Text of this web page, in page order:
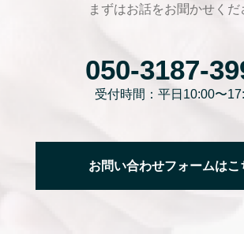
まずはお話をお聞かせくだ
050-3187-
受付時間：平日10:00〜
お問い合わせフォームはこ